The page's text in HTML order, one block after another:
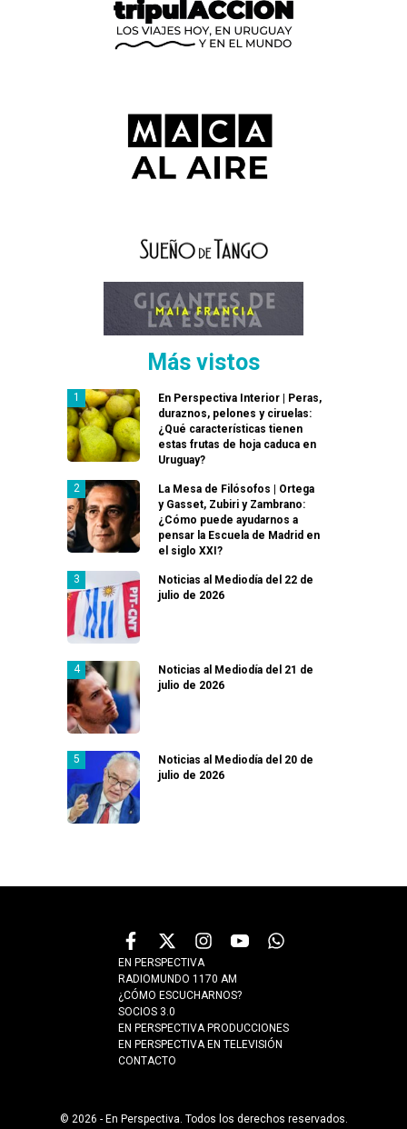
Más vistos
En Perspectiva Interior | Peras,
duraznos, pelones y ciruelas:
¿Qué características tienen
estas frutas de hoja caduca en
Uruguay?
La Mesa de Filósofos | Ortega
y Gasset, Zubiri y Zambrano:
¿Cómo puede ayudarnos a
pensar la Escuela de Madrid en
el siglo XXI?
Noticias al Mediodía del 22 de
julio de 2026
Noticias al Mediodía del 21 de
julio de 2026
Noticias al Mediodía del 20 de
julio de 2026
EN PERSPECTIVA
RADIOMUNDO 1170 AM
¿CÓMO ESCUCHARNOS?
SOCIOS 3.0
EN PERSPECTIVA PRODUCCIONES
EN PERSPECTIVA EN TELEVISIÓN
CONTACTO
© 2026 - En Perspectiva. Todos los derechos reservados.